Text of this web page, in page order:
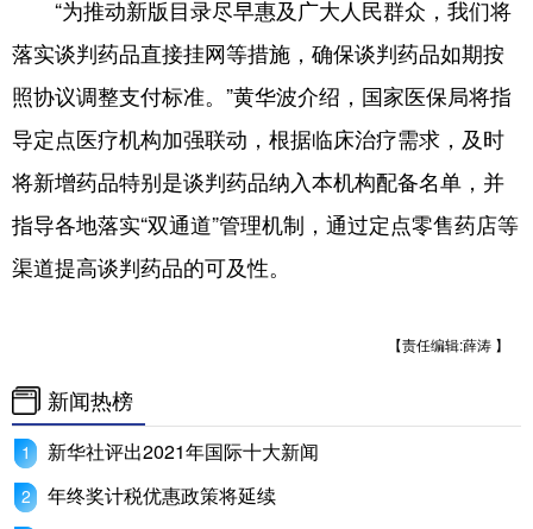
“为推动新版目录尽早惠及广大人民群众，我们将
落实谈判药品直接挂网等措施，确保谈判药品如期按
照协议调整支付标准。”黄华波介绍，国家医保局将指
导定点医疗机构加强联动，根据临床治疗需求，及时
将新增药品特别是谈判药品纳入本机构配备名单，并
指导各地落实“双通道”管理机制，通过定点零售药店等
渠道提高谈判药品的可及性。
【责任编辑:薛涛 】
新闻热榜
新华社评出2021年国际十大新闻
年终奖计税优惠政策将延续